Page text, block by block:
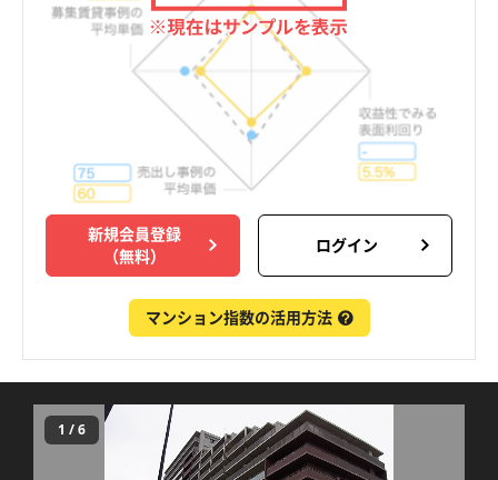
新規会員登録
（無料）
ログイン
マンション指数の活用方法
1 /6